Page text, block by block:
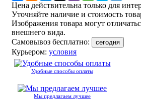
Цена действительна только для
Уточняйте наличие и стоимость
Изображения товара могут
внешнего вида.
Самовывоз бесплатно:
сегодня
Курьером: условия
Удобные способы оплаты
Мы предлагаем лучшее